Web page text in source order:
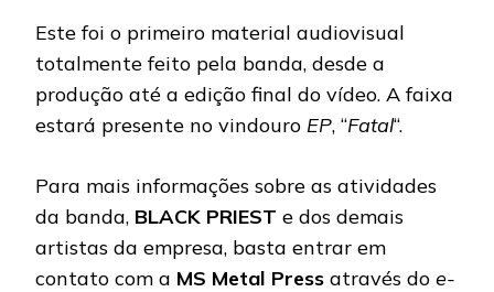
Este foi o primeiro material audiovisual
totalmente feito pela banda, desde a
produção até a edição final do vídeo. A faixa
estará presente no vindouro EP, “Fatal“.
Para mais informações sobre as atividades
da banda, BLACK PRIEST e dos demais
artistas da empresa, basta entrar em
contato com a MS Metal Press através do e-